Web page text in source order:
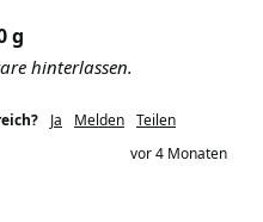
g
hinterlassen.
Ja Melden Teilen
vor 4 Monaten